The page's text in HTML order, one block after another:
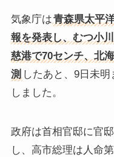
気象庁は青森県太平
報を発表し、むつ小
慈港で70センチ、北
測 したあと、9日未
しました。
政府は首相官邸に官
し、高市総理は人命